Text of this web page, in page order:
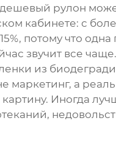
рулон
кабинете: с
потому что
звучит все
из
маркетинг, а
Иногда